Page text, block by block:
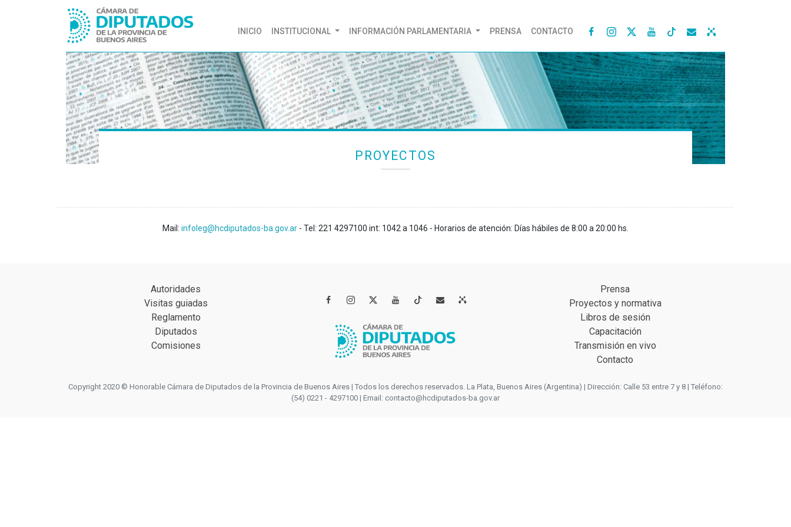
INICIO (CURRENT)
INSTITUCIONAL INFORMACIÓN PARLAMENTARIA PRENSA CONTACTO    
PROYECTOS
Mail: infoleg@hcdiputados-ba.gov.ar - Tel: 221 4297100 int: 1042 a 1046 - Horarios de atención: Días hábiles de 8:00 a 20:00 hs.
Autoridades
Visitas guiadas
Reglamento
Diputados
Comisiones
   
Prensa
Proyectos y normativa
Libros de sesión
Capacitación
Transmisión en vivo
Contacto
Copyright 2020 © Honorable Cámara de Diputados de la Provincia de Buenos Aires | Todos los derechos reservados. La Plata, Buenos Aires (Argentina) | Dirección: Calle 53 entre 7 y 8 | Teléfono:
(54) 0221 - 4297100 | Email: contacto@hcdiputados-ba.gov.ar